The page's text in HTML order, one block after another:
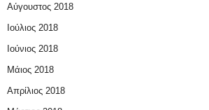
Αύγουστος 2018
Ιούλιος 2018
Ιούνιος 2018
Μάιος 2018
Απρίλιος 2018